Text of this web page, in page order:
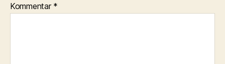
Kommentar *